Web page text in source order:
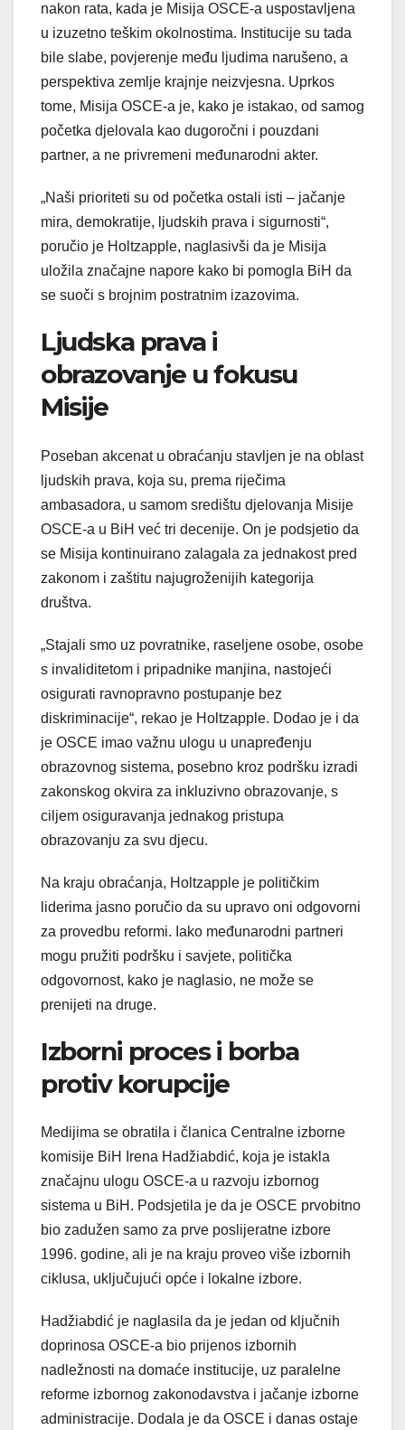
nakon rata, kada je Misija OSCE-a uspostavljena
u izuzetno teškim okolnostima. Institucije su tada
bile slabe, povjerenje među ljudima narušeno, a
perspektiva zemlje krajnje neizvjesna. Uprkos
tome, Misija OSCE-a je, kako je istakao, od samog
početka djelovala kao dugoročni i pouzdani
partner, a ne privremeni međunarodni akter.
„Naši prioriteti su od početka ostali isti – jačanje
mira, demokratije, ljudskih prava i sigurnosti“,
poručio je Holtzapple, naglasivši da je Misija
uložila značajne napore kako bi pomogla BiH da
se suoči s brojnim postratnim izazovima.
Ljudska prava i
obrazovanje u fokusu
Misije
Poseban akcenat u obraćanju stavljen je na oblast
ljudskih prava, koja su, prema riječima
ambasadora, u samom središtu djelovanja Misije
OSCE-a u BiH već tri decenije. On je podsjetio da
se Misija kontinuirano zalagala za jednakost pred
zakonom i zaštitu najugroženijih kategorija
društva.
„Stajali smo uz povratnike, raseljene osobe, osobe
s invaliditetom i pripadnike manjina, nastojeći
osigurati ravnopravno postupanje bez
diskriminacije“, rekao je Holtzapple. Dodao je i da
je OSCE imao važnu ulogu u unapređenju
obrazovnog sistema, posebno kroz podršku izradi
zakonskog okvira za inkluzivno obrazovanje, s
ciljem osiguravanja jednakog pristupa
obrazovanju za svu djecu.
Na kraju obraćanja, Holtzapple je političkim
liderima jasno poručio da su upravo oni odgovorni
za provedbu reformi. Iako međunarodni partneri
mogu pružiti podršku i savjete, politička
odgovornost, kako je naglasio, ne može se
prenijeti na druge.
Izborni proces i borba
protiv korupcije
Medijima se obratila i članica Centralne izborne
komisije BiH Irena Hadžiabdić, koja je istakla
značajnu ulogu OSCE-a u razvoju izbornog
sistema u BiH. Podsjetila je da je OSCE prvobitno
bio zadužen samo za prve poslijeratne izbore
1996. godine, ali je na kraju proveo više izbornih
ciklusa, uključujući opće i lokalne izbore.
Hadžiabdić je naglasila da je jedan od ključnih
doprinosa OSCE-a bio prijenos izbornih
nadležnosti na domaće institucije, uz paralelne
reforme izbornog zakonodavstva i jačanje izborne
administracije. Dodala je da OSCE i danas ostaje